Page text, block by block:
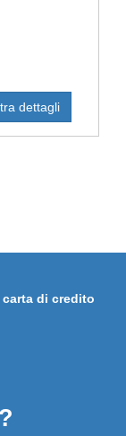
dettagli
di credito